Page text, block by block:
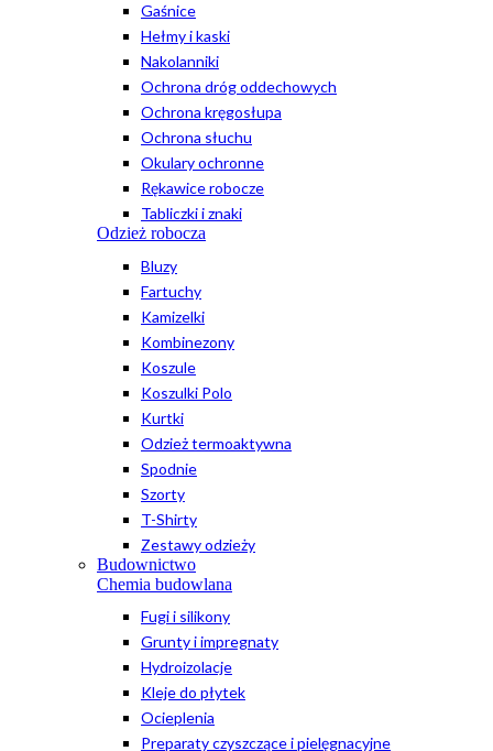
Gaśnice
Hełmy i kaski
Nakolanniki
Ochrona dróg oddechowych
Ochrona kręgosłupa
Ochrona słuchu
Okulary ochronne
Rękawice robocze
Tabliczki i znaki
Odzież robocza
Bluzy
Fartuchy
Kamizelki
Kombinezony
Koszule
Koszulki Polo
Kurtki
Odzież termoaktywna
Spodnie
Szorty
T-Shirty
Zestawy odzieży
Budownictwo
Chemia budowlana
Fugi i silikony
Grunty i impregnaty
Hydroizolacje
Kleje do płytek
Ocieplenia
Preparaty czyszczące i pielęgnacyjne